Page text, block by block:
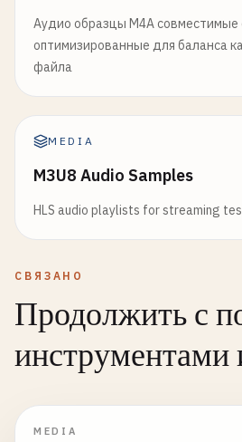
Аудио образцы M4A совместимые
оптимизированные для баланса
файла
MEDIA
M3U8 Audio Samples
HLS audio playlists for streaming
СВЯЗАНО
Продолжить с
инструментами
MEDIA